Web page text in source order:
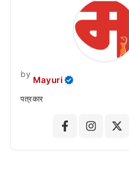
by
Mayuri
पत्रकार